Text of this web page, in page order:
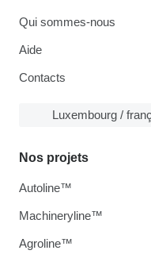
Qui sommes-nous
Aide
Contacts
Luxembourg /
Nos projets
Autoline™
Machineryline™
Agroline™